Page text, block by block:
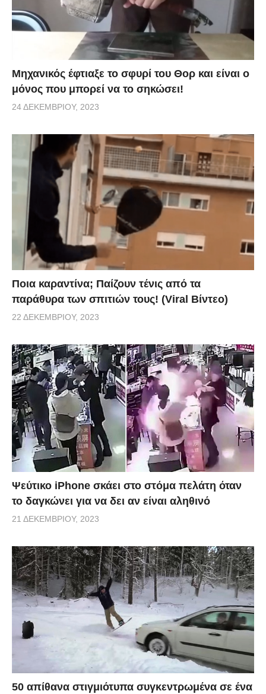
Μηχανικός έφτιαξε το σφυρί του Θορ και είναι ο
μόνος που μπορεί να το σηκώσει!
24 ΔΕΚΕΜΒΡΊΟΥ, 2023
Ποια καραντίνα; Παίζουν τένις από τα
παράθυρα των σπιτιών τους! (Viral Βίντεο)
22 ΔΕΚΕΜΒΡΊΟΥ, 2023
Ψεύτικο iPhone σκάει στο στόμα πελάτη όταν
το δαγκώνει για να δει αν είναι αληθινό
21 ΔΕΚΕΜΒΡΊΟΥ, 2023
50 απίθανα στιγμιότυπα συγκεντρωμένα σε ένα